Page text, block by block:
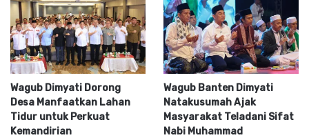
Wagub Dimyati Dorong
Desa Manfaatkan Lahan
Tidur untuk Perkuat
Kemandirian
Wagub Banten Dimyati
Natakusumah Ajak
Masyarakat Teladani Sifat
Nabi Muhammad